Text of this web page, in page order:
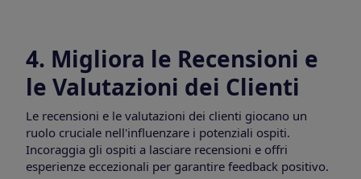
4. Migliora le Recensioni e
le Valutazioni dei Clienti
Le recensioni e le valutazioni dei clienti giocano un
ruolo cruciale nell'influenzare i potenziali ospiti.
Incoraggia gli ospiti a lasciare recensioni e offri
esperienze eccezionali per garantire feedback positivo.